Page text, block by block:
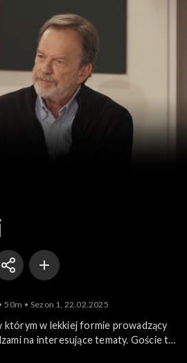
50m Sezon 1, 22.02.2025
którym w lekkiej formie prowadzący
na interesujące tematy. Goście to
intelektualiści, ludzie z pierwszych